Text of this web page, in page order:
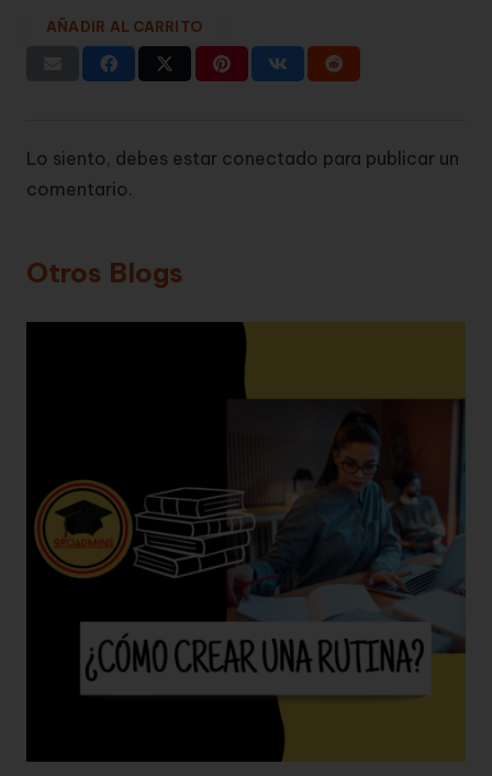
AÑADIR AL CARRITO
Lo siento, debes estar conectado para publicar un
comentario.
Otros Blogs